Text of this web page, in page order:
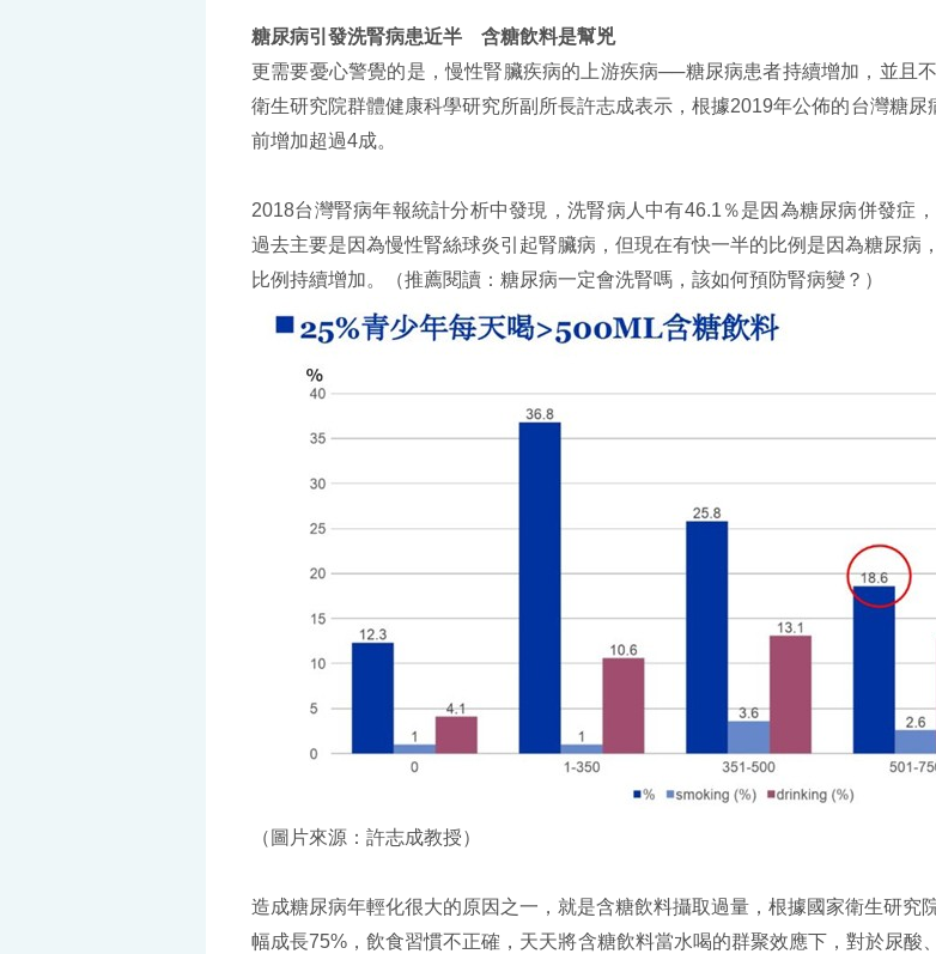
糖尿病引發洗腎病患近半 含糖飲料是幫兇
更需要憂心警覺的是，慢性腎臟疾病的上游疾病──糖尿病患者持續增加，並且
衛生研究院群體健康科學研究所副所長許志成表示，根據2019年公佈的台灣糖
前增加超過4成。
2018台灣腎病年報統計分析中發現，洗腎病人中有46.1％是因為糖尿病併發症
過去主要是因為慢性腎絲球炎引起腎臟病，但現在有快一半的比例是因為糖尿
比例持續增加。（推薦閱讀：糖尿病一定會洗腎嗎，該如何預防腎病變？）
（圖片來源：許志成教授）
造成糖尿病年輕化很大的原因之一，就是含糖飲料攝取過量，根據國家衛生研
幅成長75%，飲食習慣不正確，天天將含糖飲料當水喝的群聚效應下，對於尿